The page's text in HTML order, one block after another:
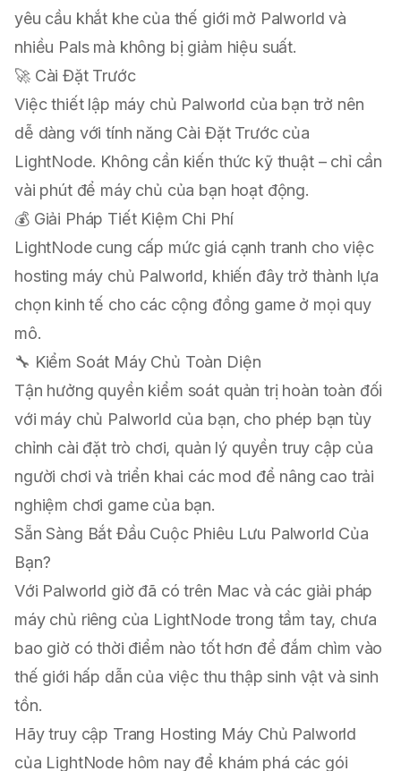
yêu cầu khắt khe của thế giới mở Palworld và
nhiều Pals mà không bị giảm hiệu suất.
🚀 Cài Đặt Trước
Việc thiết lập máy chủ Palworld của bạn trở nên
dễ dàng với tính năng Cài Đặt Trước của
LightNode. Không cần kiến thức kỹ thuật – chỉ cần
vài phút để máy chủ của bạn hoạt động.
💰 Giải Pháp Tiết Kiệm Chi Phí
LightNode cung cấp mức giá cạnh tranh cho việc
hosting máy chủ Palworld, khiến đây trở thành lựa
chọn kinh tế cho các cộng đồng game ở mọi quy
mô.
🔧 Kiểm Soát Máy Chủ Toàn Diện
Tận hưởng quyền kiểm soát quản trị hoàn toàn đối
với máy chủ Palworld của bạn, cho phép bạn tùy
chỉnh cài đặt trò chơi, quản lý quyền truy cập của
người chơi và triển khai các mod để nâng cao trải
nghiệm chơi game của bạn.
Sẵn Sàng Bắt Đầu Cuộc Phiêu Lưu Palworld Của
Bạn?
Với Palworld giờ đã có trên Mac và các giải pháp
máy chủ riêng của LightNode trong tầm tay, chưa
bao giờ có thời điểm nào tốt hơn để đắm chìm vào
thế giới hấp dẫn của việc thu thập sinh vật và sinh
tồn.
Hãy truy cập Trang Hosting Máy Chủ Palworld
của LightNodehôm nay để khám phá các gói